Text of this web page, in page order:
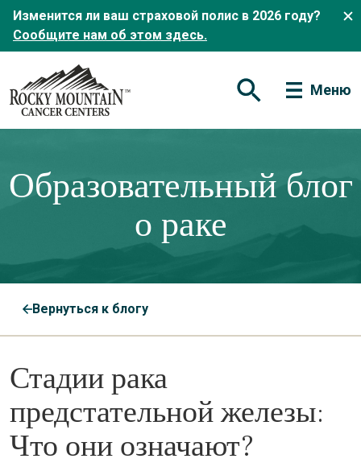
Изменится ли ваш страховой полис в 2026 году?
Сообщите нам об этом здесь.
Открытая форма
Меню
Образовательный блог
о раке
Вернуться к блогу
Стадии рака
предстательной железы:
Что они означают?